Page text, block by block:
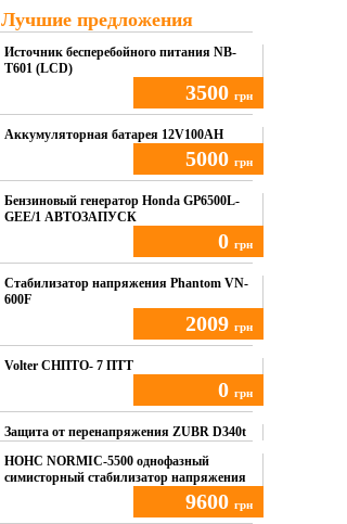
Лучшие предложения
Источник бесперебойного питания NB-
T601 (LCD)
3500 грн
Купить
Аккумуляторная батарея 12V100AH
5000 грн
Купить
Бензиновый генератор Honda GP6500L-
GEE/1 АВТОЗАПУСК
0 грн
Купить
Стабилизатор напряжения Phantom VN-
600F
2009 грн
Купить
Volter СНПТО- 7 ПТТ
0 грн
Купить
Защита от перенапряжения ZUBR D340t
НОНС NORMIC-5500 однофазный
симисторный стабилизатор напряжения
9600 грн